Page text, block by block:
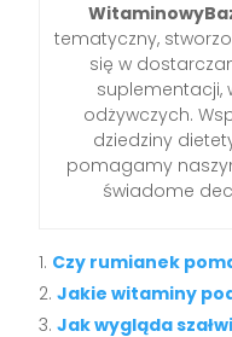
tematyczny,
się w
suplementacji,
odżywczych.
dziedziny
pomagamy
świadome
Czy rumianek
Jakie witaminy
Jak wygląda